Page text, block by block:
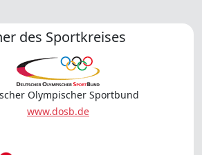
des Sportkreises
Olympischer Sportbund
www.dosb.de